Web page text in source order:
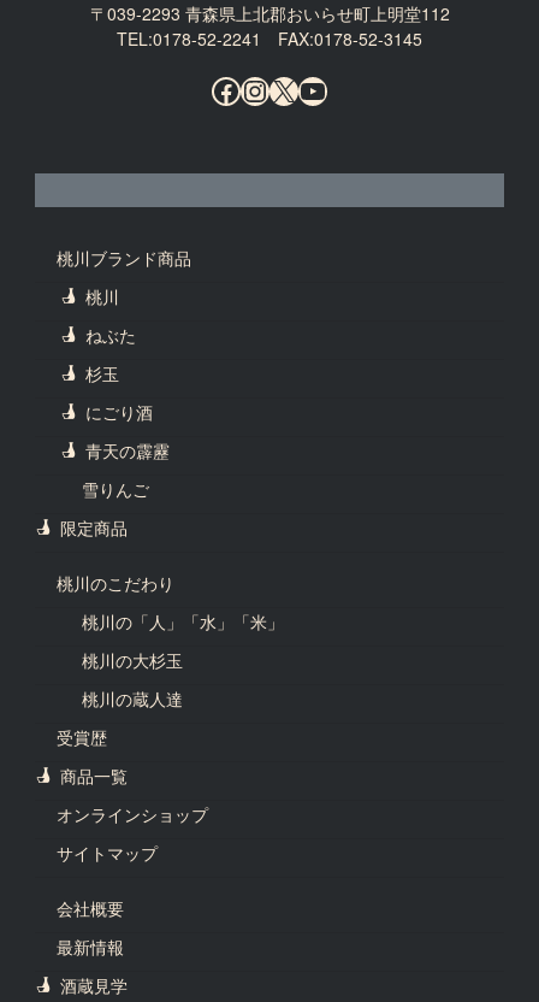
〒039-2293 青森県上北郡おいらせ町上明堂112
TEL:0178-52-2241 FAX:0178-52-3145
Facebook
Instagram
X YouTube
桃川ブランド商品
桃川
ねぶた
杉玉
にごり酒
青天の霹靂
雪りんご
限定商品
桃川のこだわり
桃川の「人」「水」「米」
桃川の大杉玉
桃川の蔵人達
受賞歴
商品一覧
オンラインショップ
サイトマップ
会社概要
最新情報
酒蔵見学